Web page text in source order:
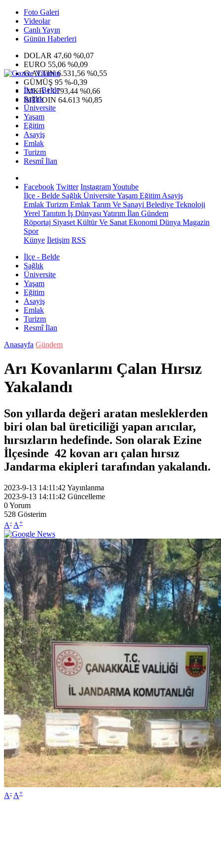
Foto Galeri
Videolar
Canlı Yayın
Günün Haberleri
DOLAR 47,60 %0,07
EURO 55,06 %0,09
G.ALTIN6.531,56 %0,55
GÜMÜŞ 95 %-0,39
IMKB13.793,44 %0,66
BITCOIN 64.613 %0,85
İlçe - Belde
Sağlık
Üniversite
Yaşam
Eğitim
Asayiş
Emlak
Turizm
Resmî İlan
Facebook Twitter InstagramYoutube
İlçe - Belde Sağlık ÜniversiteYaşam Eğitim Asayiş
Emlak Turizm Emlak Tarım Ve Sanayi Belediye Teknoloji
Yerel Tanıtım İş Dünyası Yatırım İlan Gündem
Röportaj Siyaset Kültür Ve Sanat Ekonomi Dünya Magazin
Spor
Künye İletişim RSS
İlçe - Belde
Sağlık
Üniversite
Yaşam
Eğitim
Asayiş
Emlak
Turizm
Resmî İlan
Anasayfa Gündem
Arı Kovanlarını Çalan Hırsız
Yakalandı
Son yıllarda değeri aratan mesleklerden
biri olan bal üreticiliği yapan arıcılar,
hırsızların hedefinde. Son olarak Ezine
İlçesinde 42 kovan arı çalan hırsız
Jandarma ekipleri tarafından yakalandı.
2023-9-13 14:11:42 Yayınlanma
2023-9-13 14:11:42 Güncelleme
0Yorum
528 Gösterim
A- A+
A- A+